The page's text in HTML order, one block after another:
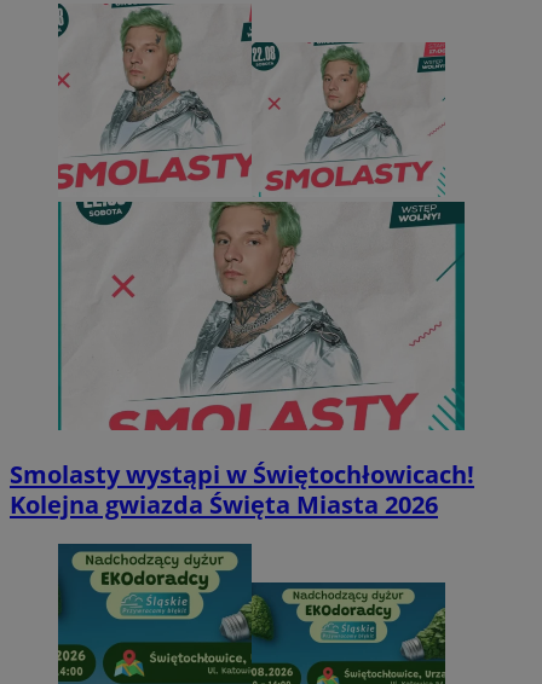
Smolasty wystąpi w Świętochłowicach!
Kolejna gwiazda Święta Miasta 2026